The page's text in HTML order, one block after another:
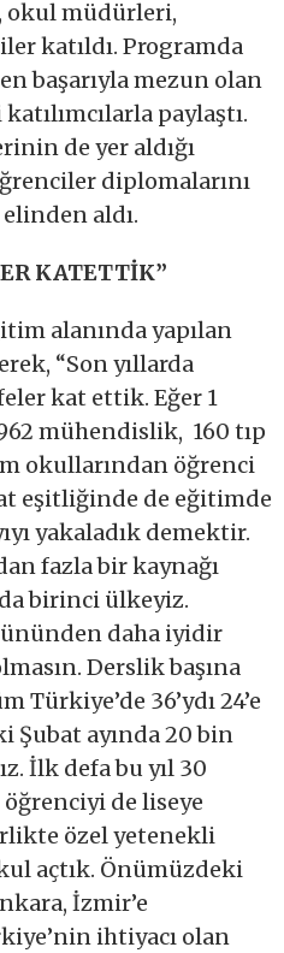
okul müdürleri,
katıldı. Programda
başarıyla mezun olan
paylaştı.
de yer aldığı
diplomalarını
elinden aldı.
KATETTİK”
alanında yapılan
“Son yıllarda
kat ettik. Eğer 1
mühendislik, 160 tıp
okullarından öğrenci
eşitliğinde de eğitimde
yakaladık demektir.
fazla bir kaynağı
birinci ülkeyiz.
daha iyidir
Derslik başına
Türkiye’de 36’ydı 24’e
Şubat ayında 20 bin
İlk defa bu yıl 30
de liseye
özel yetenekli
açtık. Önümüzdeki
İzmir’e
ihtiyacı olan